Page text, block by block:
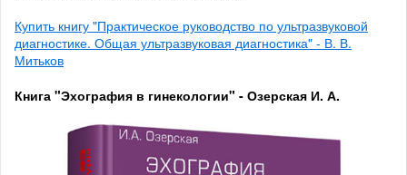
Купить книгу "Практическое руководство по ультразвуковой
диагностике. Общая ультразвуковая диагностика" - В. В.
Митьков
Книга "Эхография в гинекологии" - Озерская И. А.